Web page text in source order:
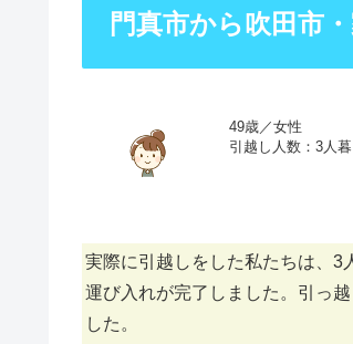
門真市から吹田市
49歳／女性
引越し人数：3人
実際に引越しをした私たちは、3
運び入れが完了しました。引っ
した。